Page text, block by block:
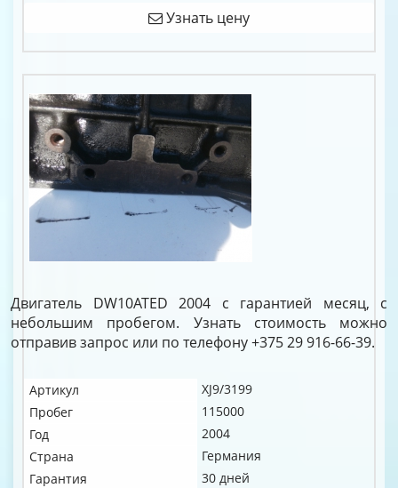
Узнать цену
Двигатель DW10ATED 2004 с гарантией месяц, с
небольшим пробегом. Узнать стоимость можно
отправив запрос или по телефону +375 29 916-66-39.
Артикул
XJ9/3199
Пробег
115000
Год
2004
Страна
Германия
Гарантия
30 дней